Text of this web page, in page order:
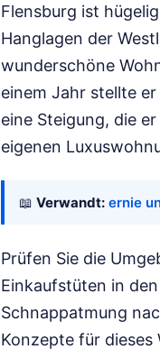
Flensburg ist
Hanglagen der
wunderschöne
einem Jahr stellte
eine Steigung, die
eigenen
📖 Verwandt: ernie
Prüfen Sie die
Einkaufstüten in
Schnappatmung
Konzepte für